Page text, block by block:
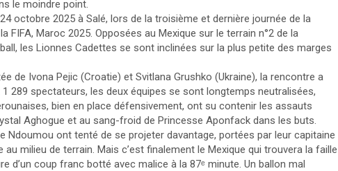
le moindre point.
octobre 2025 à Salé, lors de la troisième et dernière journée de la
FIFA, Maroc 2025. Opposées au Mexique sur le terrain n°2 de la
les Lionnes Cadettes se sont inclinées sur la plus petite des marges
de Ivona Pejic (Croatie) et Svitlana Grushko (Ukraine), la rencontre a
289 spectateurs, les deux équipes se sont longtemps neutralisées,
bien en place défensivement, ont su contenir les assauts
Aghogue et au sang-froid de Princesse Aponfack dans les buts.
Ndoumou ont tenté de se projeter davantage, portées par leur capitaine
milieu de terrain. Mais c’est finalement le Mexique qui trouvera la faille
d’un coup franc botté avec malice à la 87ᵉ minute. Un ballon mal